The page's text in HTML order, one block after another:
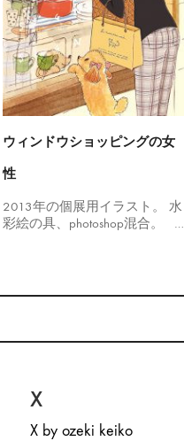
ウィンドウショッピングの女
性
2013年の個展用イラスト。 水
彩絵の具、photoshop混合。
…
X
X by ozeki keiko